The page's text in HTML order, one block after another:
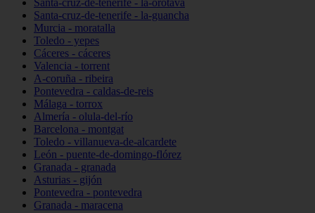
Santa-cruz-de-tenerife - la-orotava
Santa-cruz-de-tenerife - la-guancha
Murcia - moratalla
Toledo - yepes
Cáceres - cáceres
Valencia - torrent
A-coruña - ribeira
Pontevedra - caldas-de-reis
Málaga - torrox
Almería - olula-del-río
Barcelona - montgat
Toledo - villanueva-de-alcardete
León - puente-de-domingo-flórez
Granada - granada
Asturias - gijón
Pontevedra - pontevedra
Granada - maracena